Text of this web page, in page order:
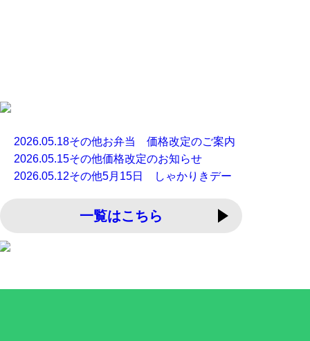
2026.05.18その他お弁当 価格改定のご案内
2026.05.15その他価格改定のお知らせ
2026.05.12その他5月15日 しゃかりきデー
一覧はこちら